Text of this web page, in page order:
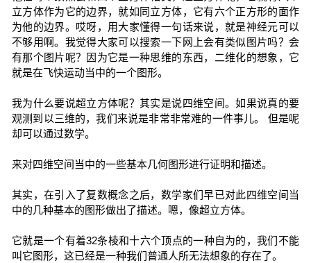
立方体作为它的边界，就如同立方体，它有六个正方形的面作
为他的边界。哎呀，用大家懂得一句话来说，就是神经元可以
不够用啊。我觉得大家可以搜索一下网上会有类似图片吗？会
有那个图片呢？因为它是一种思维的东西，二维化的想象，它
就是在飞快运动当中的一个图形。
我为什么要说超立方体呢？其实是说四维空间。如果说真的要
观测到以三维的，我们来说是非常非常难的一件事儿。 但是呢
却可以通过数学。
来对四维空间当中的一些基本几何图形进行证明和描述。
其实，在引入了复数概念之后，数学家们早已对此四维空间当
中的几种基本的图形做出了描述。嗯，像超立方体。
它就是一个有着32条棱和十六个顶点的一种自为的，我们不能
叫它图形，这已经是一种我们普通人所无法想象的存在了。